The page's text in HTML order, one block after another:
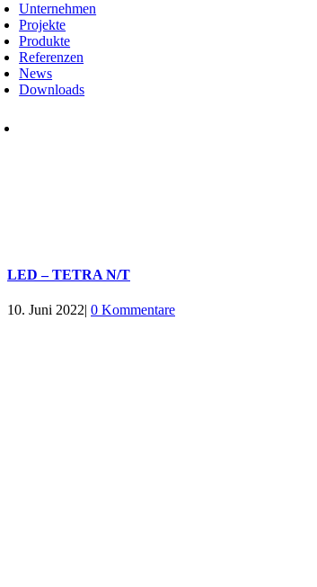
Unternehmen
Projekte
Produkte
Referenzen
News
Downloads
LED – TETRA N/T
10. Juni 2022| 0 Kommentare